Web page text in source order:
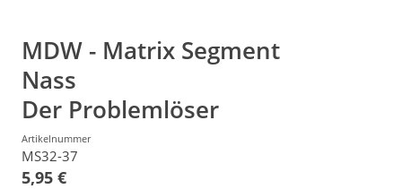
MDW - Matrix Segment
Nass
Der Problemlöser
Artikelnummer
MS32-37
5,95 €